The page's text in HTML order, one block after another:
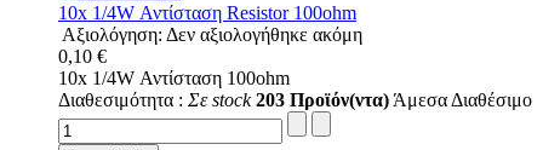
10x 1/4W Αντίσταση Resistor 100ohm
Αξιολόγηση: Δεν αξιολογήθηκε ακόμη
0,10 €
10x 1/4W Αντίσταση 100ohm
Διαθεσιμότητα : Σε stock 203 Προϊόν(ντα) Άμεσα Διαθέσιμο